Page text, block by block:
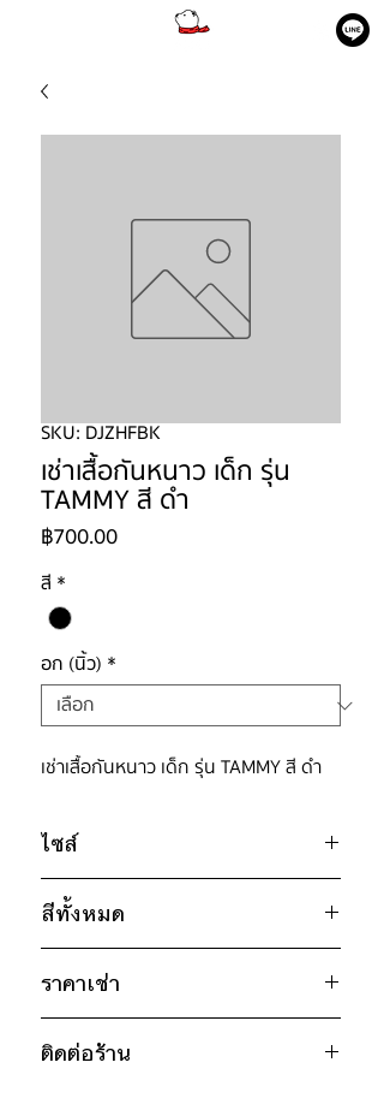
SKU: DJZHFBK
เช่าเสื้อกันหนาว เด็ก รุ่น
TAMMY สี ดำ
฿700.00ราคา
สี *
อก (นิ้ว) *
เช่าเสื้อกันหนาว เด็ก รุ่น TAMMY สี ดำ
ไซส์
ไซส์ : 120
อก 36" / เอว 38" / สะโพก 38" /
ไหล่กว้าง 15" / วงแขน 18" / ยาว
23.5"
สีทั้งหมด
ราคาเช่า
คืน)
ติดต่อร้าน